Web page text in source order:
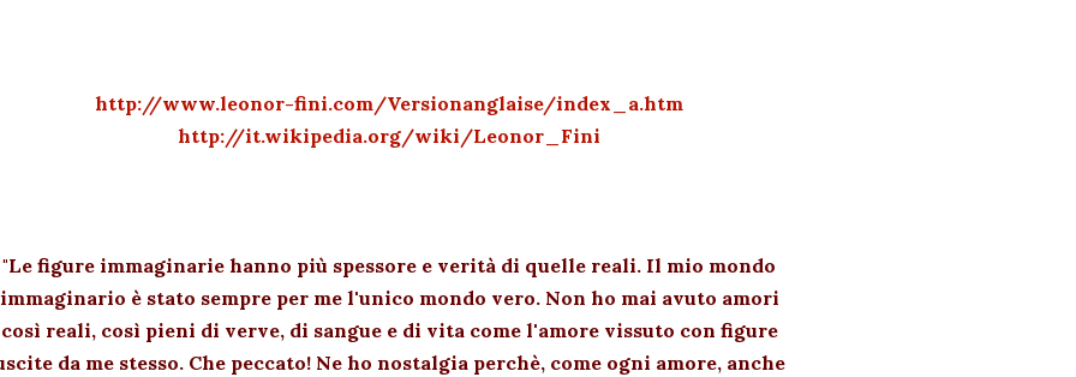
http://www.leonor-fini.com/Versionanglaise/index_a.htm
http://it.wikipedia.org/wiki/Leonor_Fini
"Le figure immaginarie hanno più spessore e verità di quelle reali. Il mio mondo
immaginario è stato sempre per me l'unico mondo vero. Non ho mai avuto amori
così reali, così pieni di verve, di sangue e di vita come l'amore vissuto con figure
da me stesso. Che peccato! Ne ho nostalgia perchè, come ogni amore, anche